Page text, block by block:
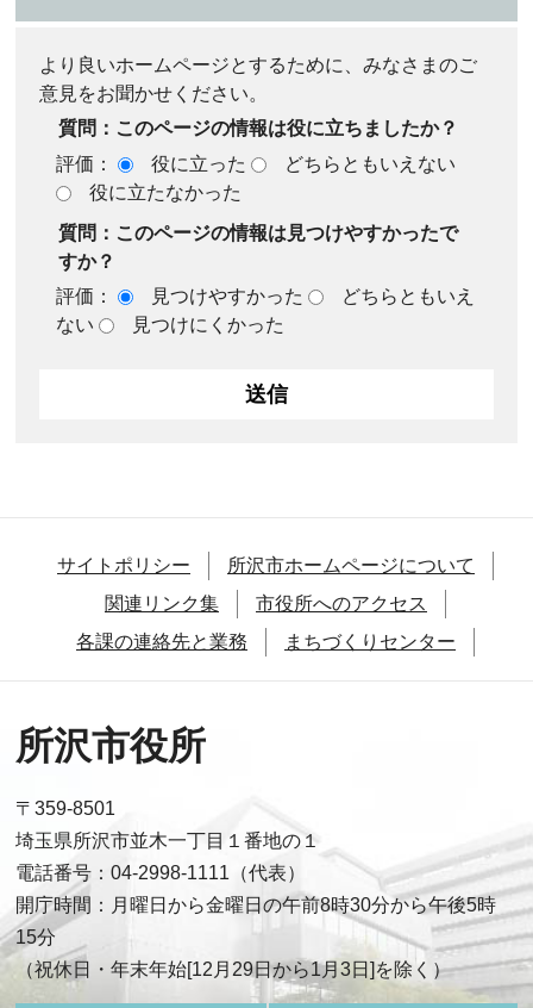
より良いホームページとするために、みなさまのご
意見をお聞かせください。
質問：このページの情報は役に立ちましたか？
評価：
役に立った
どちらともいえない
役に立たなかった
質問：このページの情報は見つけやすかったで
すか？
評価：
見つけやすかった
どちらともいえ
ない
見つけにくかった
サイトポリシー
所沢市ホームページについて
関連リンク集
市役所へのアクセス
各課の連絡先と業務
まちづくりセンター
所沢市役所
〒359-8501
埼玉県所沢市並木一丁目１番地の１
電話番号：04-2998-1111（代表）
開庁時間：月曜日から金曜日の午前8時30分から午後5時
15分
（祝休日・年末年始[12月29日から1月3日]を除く）